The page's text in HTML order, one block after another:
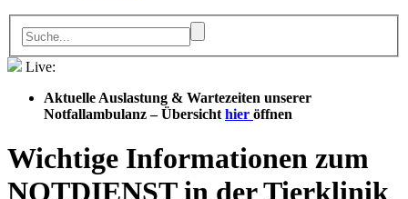
Live:
Aktuelle Auslastung & Wartezeiten unserer
Notfallambulanz– Übersicht hier öffnen
Wichtige Informationen zum
NOTDIENST in der Tierklinik